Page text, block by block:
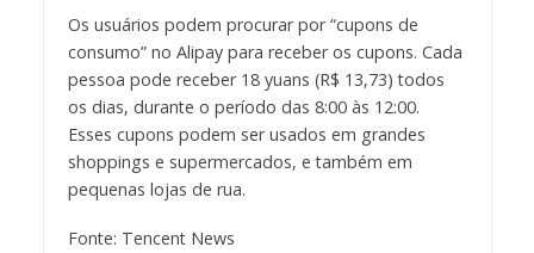
Os usuários podem procurar por “cupons de
consumo” no Alipay para receber os cupons. Cada
pessoa pode receber 18 yuans (R$ 13,73) todos
os dias, durante o período das 8:00 às 12:00.
Esses cupons podem ser usados em grandes
shoppings e supermercados, e também em
pequenas lojas de rua.
Fonte: Tencent News